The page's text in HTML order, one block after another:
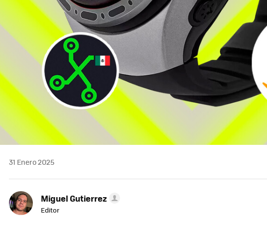
31 Enero 2025
Miguel Gutierrez
Editor